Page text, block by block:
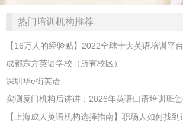
热门培训机构推荐
成都东方英语学校（所有校区）
深圳华e街英语